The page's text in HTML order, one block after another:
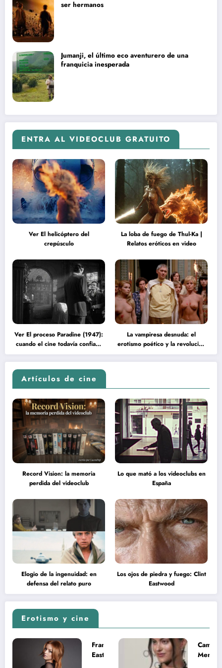
ser hermanos
Jumanji, el último eco aventurero de una
franquicia inesperada
ENTRA AL VIDEOCLUB GRATUITO
Ver El helicóptero del
crepúsculo
La loba de fuego de Thul-Ka |
Relatos eróticos en video
Ver El proceso Paradine (1947):
cuando el cine todavía confiaba
en la inteligencia del espectador
La vampiresa desnuda: el
erotismo poético y la revolución
psicodélica de Jean Rollin
Artículos de cine
Record Vision: la memoria
perdida del videoclub
Lo que mató a los videoclubs en
España
Elogio de la ingenuidad: en
defensa del relato puro
Los ojos de piedra y fuego: Clint
Eastwood
Erotismo y cine
Francesca
Eastwood y
Camila
Mendes